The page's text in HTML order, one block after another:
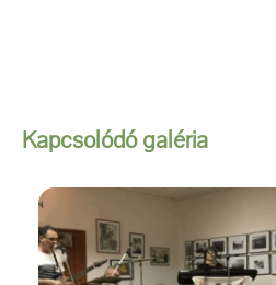
Kapcsolódó galéria